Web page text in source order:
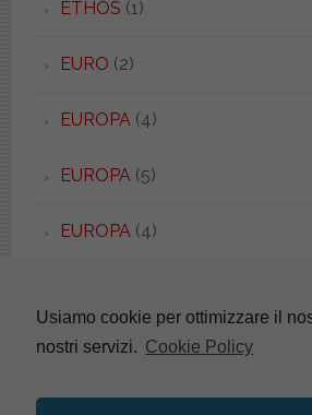
ETHOS (1)
EURO (2)
EUROPA (4)
EUROPA (5)
EUROPA (4)
EVOLUTION(1)
EXEL(2)
Usiamo cookie per ottimizzare il
nostri servizi. Cookie Policy